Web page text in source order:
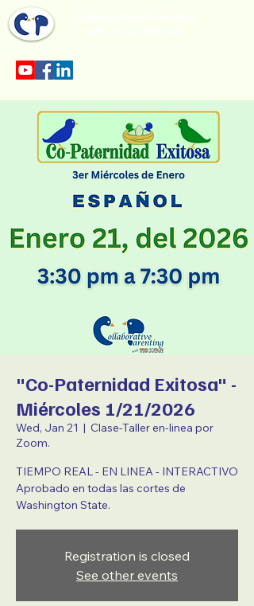
"Co-Paternidad Exitosa" -
Miércoles 1/21/2026
Wed, Jan 21
  |
Clase-Taller en-linea por
Zoom.
TIEMPO REAL - EN LINEA - INTERACTIVO
Aprobado en todas las cortes de
Washington State.
Registration is closed
See other events